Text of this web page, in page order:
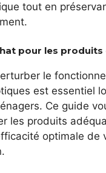
tout en
pour les
le
est essentiel
Ce guide
les produits
optimale de